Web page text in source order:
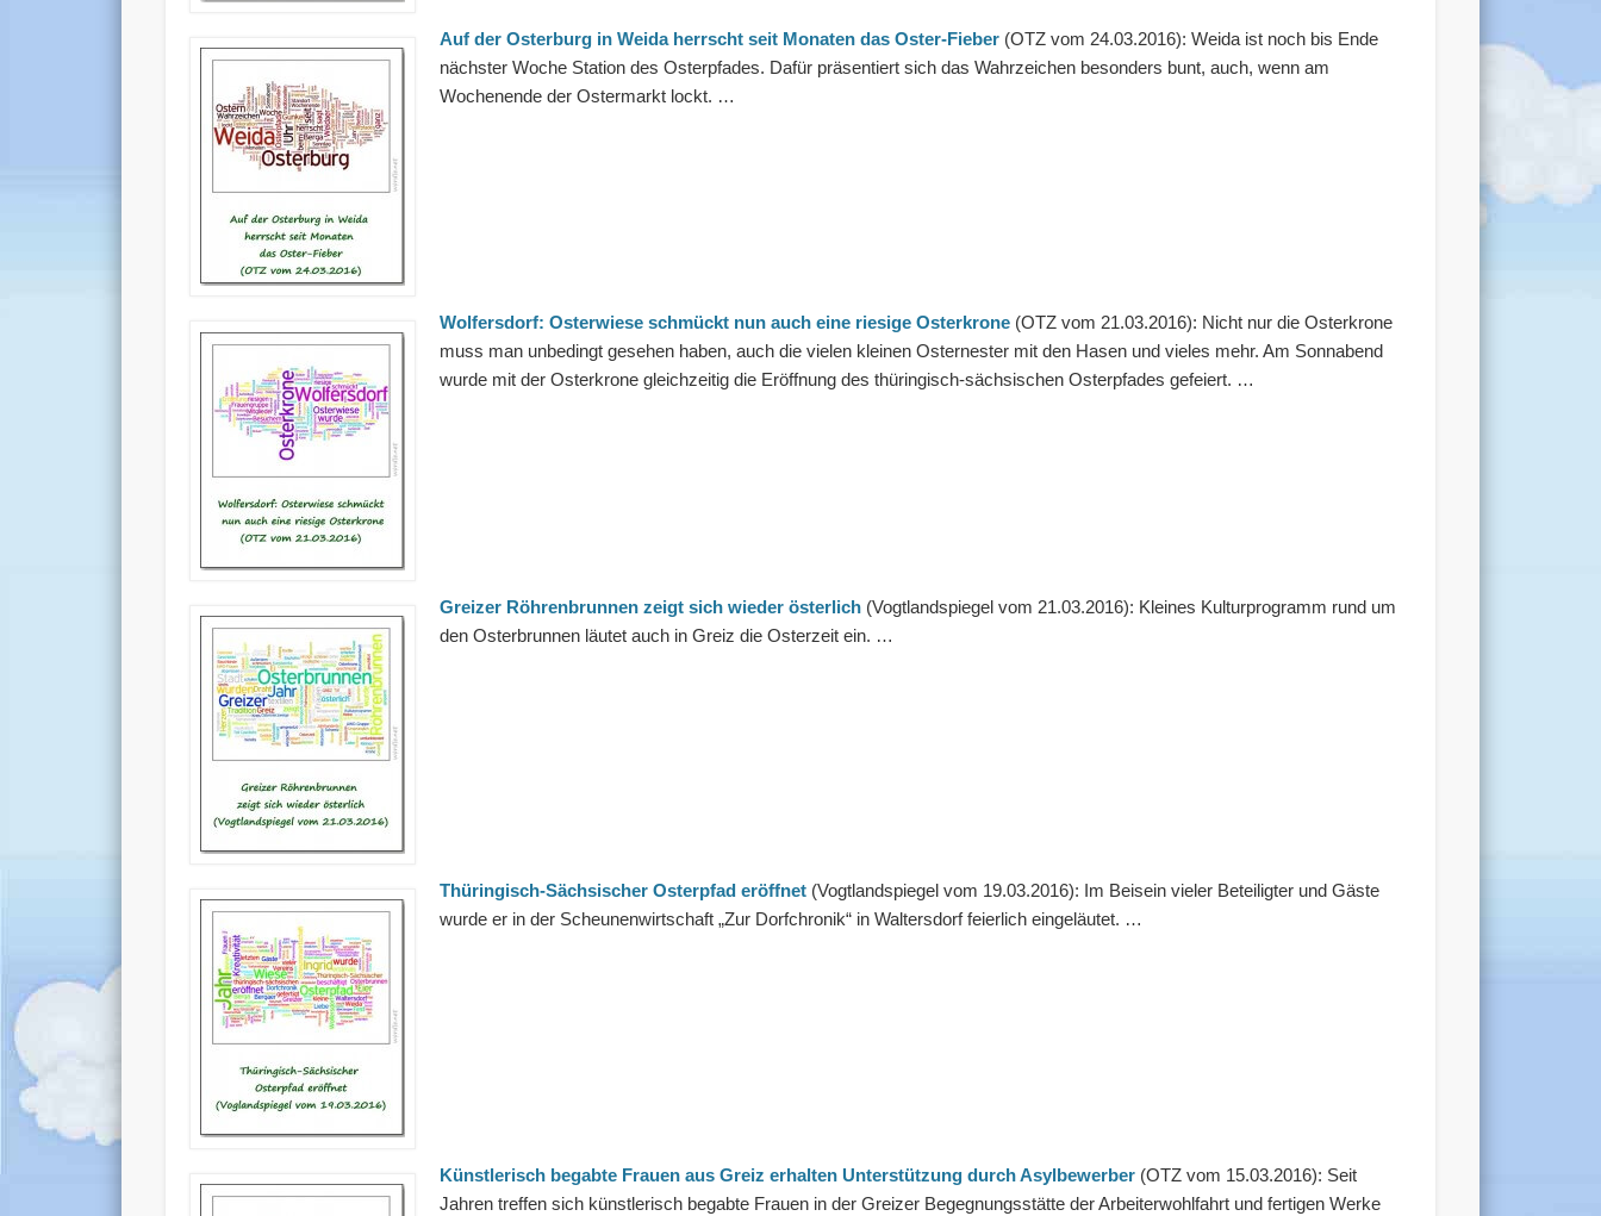
Auf der Osterburg in Weida herrscht seit Monaten das Oster-Fieber (OTZ vom 24.03.2016): Weida ist noch bis Ende
nächster Woche Station des Osterpfades. Dafür präsentiert sich das Wahrzeichen besonders bunt, auch, wenn am
Wochenende der Ostermarkt lockt. …
Wolfersdorf: Osterwiese schmückt nun auch eine riesige Osterkrone (OTZ vom 21.03.2016): Nicht nur die Osterkrone
muss man unbedingt gesehen haben, auch die vielen kleinen Osternester mit den Hasen und vieles mehr. Am Sonnabend
wurde mit der Osterkrone gleichzeitig die Eröffnung des thüringisch-sächsischen Osterpfades gefeiert. …
Greizer Röhrenbrunnen zeigt sich wieder österlich (Vogtlandspiegel vom 21.03.2016): Kleines Kulturprogramm rund um
den Osterbrunnen läutet auch in Greiz die Osterzeit ein. …
Thüringisch-Sächsischer Osterpfad eröffnet (Vogtlandspiegel vom 19.03.2016): Im Beisein vieler Beteiligter und Gäste
wurde er in der Scheunenwirtschaft „Zur Dorfchronik“ in Waltersdorf feierlich eingeläutet. …
Künstlerisch begabte Frauen aus Greiz erhalten Unterstützung durch Asylbewerber (OTZ vom 15.03.2016): Seit
Jahren treffen sich künstlerisch begabte Frauen in der Greizer Begegnungsstätte der Arbeiterwohlfahrt und fertigen Werke